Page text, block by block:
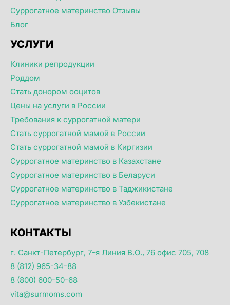
Суррогатное материнство Отзывы
Блог
УСЛУГИ
Клиники репродукции
Роддом
Стать донором ооцитов
Цены на услуги в России
Требования к суррогатной матери
Стать суррогатной мамой в России
Стать суррогатной мамой в Киргизии
Суррогатное материнство в Казахстане
Суррогатное материнство в Беларуси
Суррогатное материнство в Таджикистане
Суррогатное материнство в Узбекистане
КОНТАКТЫ
г. Санкт-Петербург, 7-я Линия В.О., 76 офис 705, 708
8 (812) 965-34-88
8 (800) 600-50-68
vita@surmoms.com